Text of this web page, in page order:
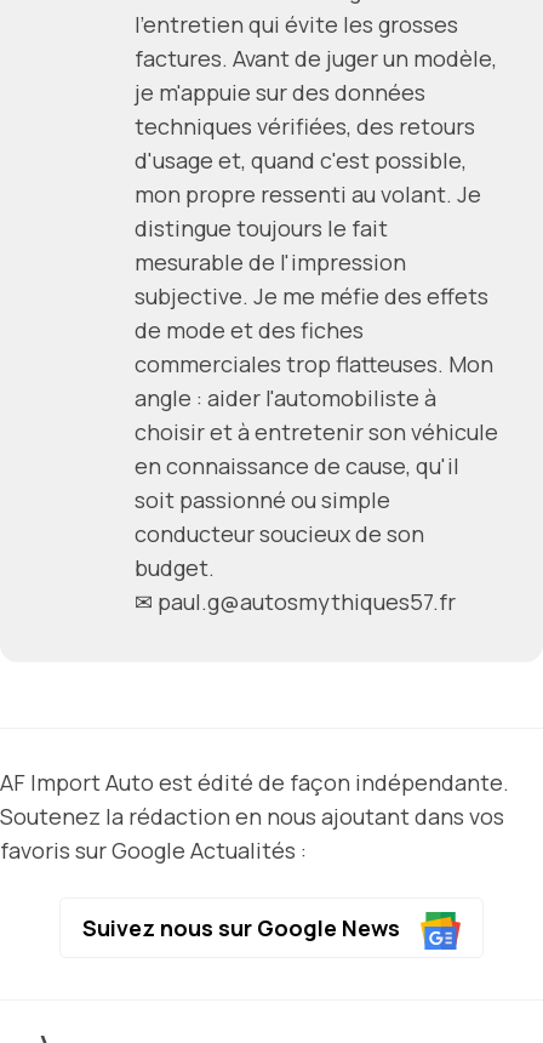
l'entretien qui évite les grosses
factures. Avant de juger un modèle,
je m'appuie sur des données
techniques vérifiées, des retours
d'usage et, quand c'est possible,
mon propre ressenti au volant. Je
distingue toujours le fait
mesurable de l'impression
subjective. Je me méfie des effets
de mode et des fiches
commerciales trop flatteuses. Mon
angle : aider l'automobiliste à
choisir et à entretenir son véhicule
en connaissance de cause, qu'il
soit passionné ou simple
conducteur soucieux de son
budget.
✉ paul.g@autosmythiques57.fr
AF Import Auto est édité de façon indépendante.
Soutenez la rédaction en nous ajoutant dans vos
favoris sur Google Actualités :
Suivez nous sur Google News